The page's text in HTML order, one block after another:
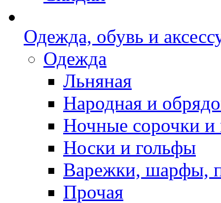
Одежда, обувь и
Одежда
Льняная
Народная и
Ночные сорочки
Носки и гольфы
Варежки, шарфы,
Прочая